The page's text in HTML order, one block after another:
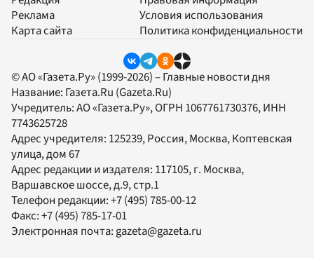
Реклама
Карта сайта
Условия использования
Политика конфиденциальности
© АО «Газета.Ру» (1999-2026) – Главные новости дня
Название: Газета.Ru (Gazeta.Ru)
Учредитель:АО «Газета.Ру», ОГРН 1067761730376, ИНН
7743625728
Адрес учредителя: 125239, Россия, Москва, Коптевская
улица, дом 67
Адрес редакции и издателя: 117105, г. Москва,
Варшавское шоссе, д.9, стр.1
Телефон редакции:+7 (495) 785-00-12
Факс:+7 (495) 785-17-01
Электронная почта:gazeta@gazeta.ru